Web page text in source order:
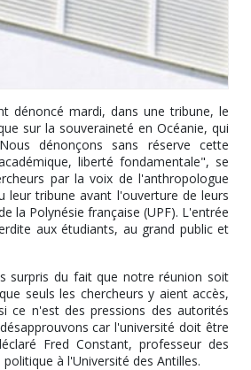
dénoncé mardi, dans une tribune, le
sur la souveraineté en Océanie, qui
dénonçons sans réserve cette
liberté fondamentale", se
par la voix de l'anthropologue
leur tribune avant l'ouverture de leurs
la Polynésie française (UPF). L'entrée
aux étudiants, au grand public et
surpris du fait que notre réunion soit
seuls les chercheurs y aient accès,
ce n'est des pressions des autorités
car l'université doit être
Fred Constant, professeur des
à l'Université des Antilles.